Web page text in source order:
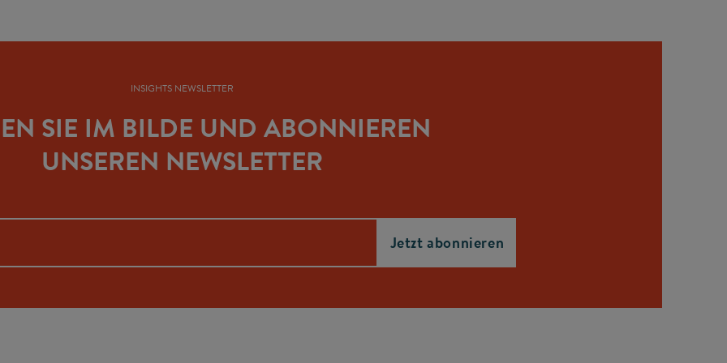
INSIGHTS NEWSLETTER
SIE IM BILDE UND ABONNIEREN
UNSEREN NEWSLETTER